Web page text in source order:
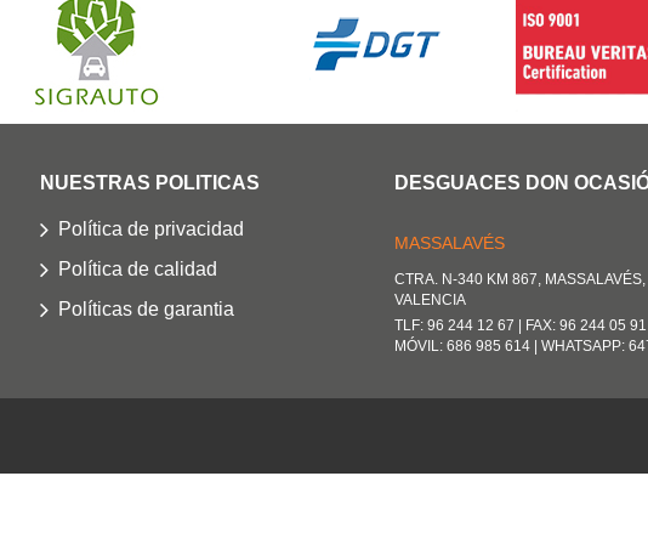
NUESTRAS POLITICAS
Política de privacidad
Política de calidad
Políticas de garantia
DESGUACES DON
MASSALAVÉS
CTRA. N-340 KM 867,
VALENCIA
TLF: 96 244 12 67 | FAX: 96 244 05 91
MÓVIL: 686 985 614 | WHATSAPP: